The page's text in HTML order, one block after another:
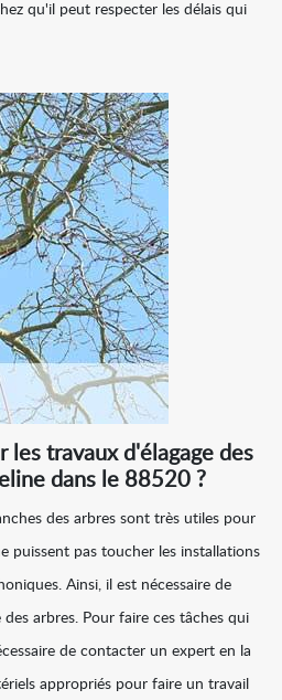
qu'il peut respecter les délais qui
les travaux d'élagage des
dans le 88520 ?
des arbres sont très utiles pour
puissent pas toucher les installations
Ainsi, il est nécessaire de
des arbres. Pour faire ces tâches qui
de contacter un expert en la
appropriés pour faire un travail